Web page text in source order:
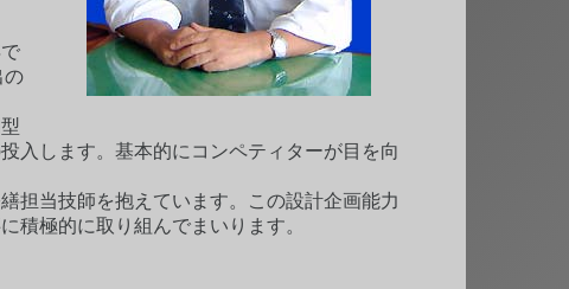
の
入します。基本的にコンペティターが目を向
担当技師を抱えています。この設計企画能力
積極的に取り組んでまいります。